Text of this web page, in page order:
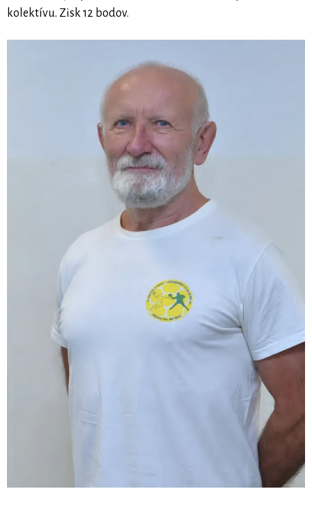
kolektívu. Zisk 12 bodov.